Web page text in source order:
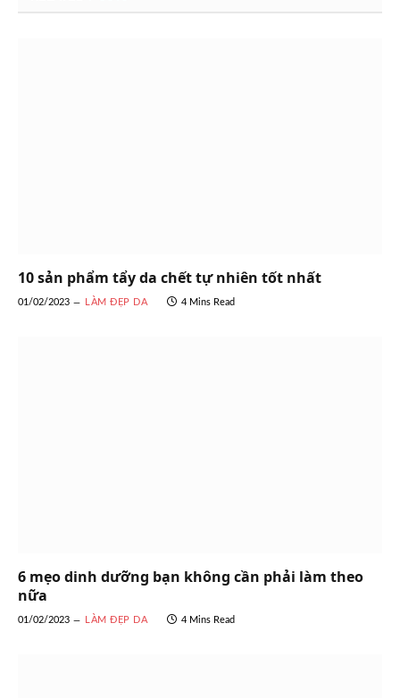
10 sản phẩm tẩy da chết tự nhiên tốt nhất
01/02/2023 LÀM ĐẸP DA 4 Mins Read
6 mẹo dinh dưỡng bạn không cần phải làm theo
nữa
01/02/2023 LÀM ĐẸP DA 4 Mins Read